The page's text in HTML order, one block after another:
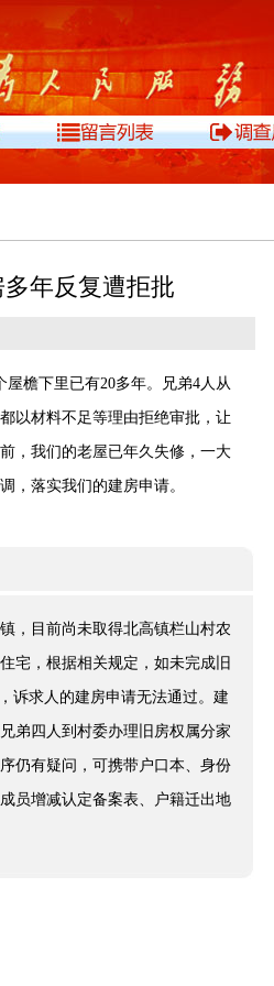
年反复遭拒批
檐下里已有20多年。兄弟4人从
以材料不足等理由拒绝审批，让
，我们的老屋已年久失修，一大
，落实我们的建房申请。
，目前尚未取得北高镇栏山村农
宅，根据相关规定，如未完成旧
诉求人的建房申请无法通过。建
弟四人到村委办理旧房权属分家
仍有疑问，可携带户口本、身份
员增减认定备案表、户籍迁出地